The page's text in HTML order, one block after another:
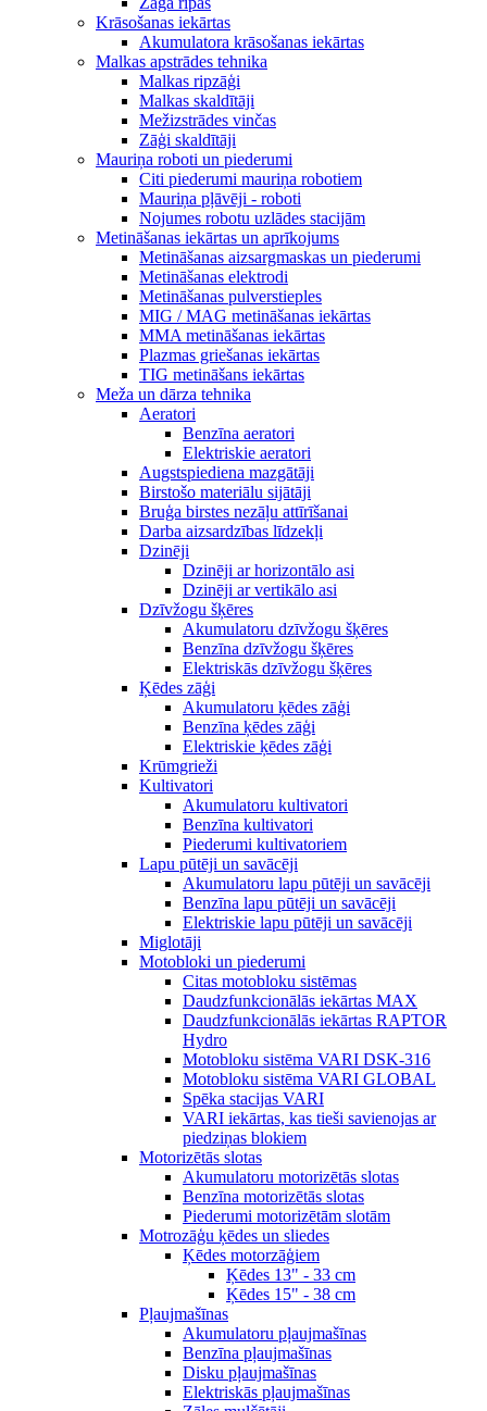
Krāsošanas iekārtas
Akumulatora krāsošanas iekārtas
Malkas apstrādes tehnika
Malkas ripzāģi
Malkas skaldītāji
Mežizstrādes vinčas
Zāģi skaldītāji
Mauriņa roboti un piederumi
Citi piederumi mauriņa robotiem
Mauriņa pļāvēji - roboti
Nojumes robotu uzlādes stacijām
Metināšanas iekārtas un aprīkojums
Metināšanas aizsargmaskas un piederumi
Metināšanas elektrodi
Metināšanas pulverstieples
MIG / MAG metināšanas iekārtas
MMA metināšanas iekārtas
Plazmas griešanas iekārtas
TIG metināšans iekārtas
Meža un dārza tehnika
Aeratori
Benzīna aeratori
Elektriskie aeratori
Augstspiediena mazgātāji
Birstošo materiālu sijātāji
Bruģa birstes nezāļu attīrīšanai
Darba aizsardzības līdzekļi
Dzinēji
Dzinēji ar horizontālo asi
Dzinēji ar vertikālo asi
Dzīvžogu šķēres
Akumulatoru dzīvžogu šķēres
Benzīna dzīvžogu šķēres
Elektriskās dzīvžogu šķēres
Ķēdes zāģi
Akumulatoru ķēdes zāģi
Benzīna ķēdes zāģi
Elektriskie ķēdes zāģi
Krūmgrieži
Kultivatori
Akumulatoru kultivatori
Benzīna kultivatori
Piederumi kultivatoriem
Lapu pūtēji un savācēji
Akumulatoru lapu pūtēji un savācēji
Benzīna lapu pūtēji un savācēji
Elektriskie lapu pūtēji un savācēji
Miglotāji
Motobloki un piederumi
Citas motobloku sistēmas
Daudzfunkcionālās iekārtas MAX
Daudzfunkcionālās iekārtas RAPTOR
Hydro
Motobloku sistēma VARI DSK-316
Motobloku sistēma VARI GLOBAL
Spēka stacijas VARI
VARI iekārtas, kas tieši savienojas ar
piedziņas blokiem
Motorizētās slotas
Akumulatoru motorizētās slotas
Benzīna motorizētās slotas
Piederumi motorizētām slotām
Motrozāģu ķēdes un sliedes
Ķēdes motorzāģiem
Ķēdes 13" - 33 cm
Ķēdes 15" - 38 cm
Pļaujmašīnas
Akumulatoru pļaujmašīnas
Benzīna pļaujmašīnas
Disku pļaujmašīnas
Elektriskās pļaujmašīnas